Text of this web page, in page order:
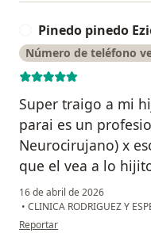
Pinedo pinedo
Número de teléfono
Super traigo a mi
parai es un
Neurocirujano) x
que el vea a lo
16 de abril de 2026
• CLINICA RODRIGUEZ Y
en opinión del usuario Pinedo
Reportar